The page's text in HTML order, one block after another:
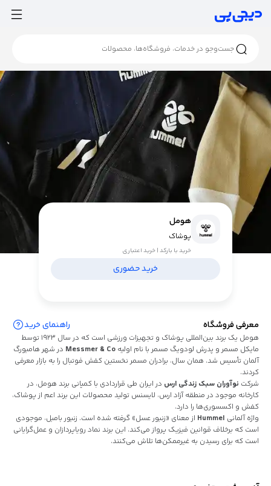
هومل
پوشاک
خرید با بارکد | خرید اعتباری
خرید حضوری
معرفی فروشگاه راهنمای خرید
هومل یک برند بین‌المللی پوشاک و تجهیزات ورزشی است که در سال 1923 توسط
مایکل مسمر و پدرش لودویگ مسمر با نام اولیه Messmer & Co در شهر هامبورگ
آلمان تأسیس شد. همان سال، برادران مسمر نخستین کفش فوتبال را به بازار معرفی
کردند.
شرکت نوآوران سبک زندگی ارس در ایران طی قراردادی با کمپانی برند هومل، در
کارخانه موجود در منطقه آزاد ارس، لایسنس تولید محصولات این برند اعم از پوشاک،
کفش و اکسسوری‌ها را دارد.
واژه آلمانی Hummel از معنای «زنبور عسل» گرفته شده است. زنبور بامبل، موجودی
است که برخلاف قوانین فیزیک پرواز می‌کند. این برند نماد رویاپردازان و عمل‌گرایانی
است که برای رسیدن به غیرممکن‌ها تلاش می‌کنند.